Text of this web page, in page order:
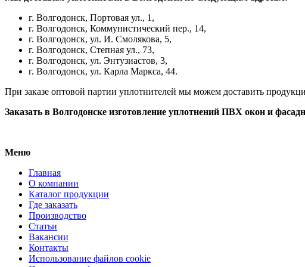
г. Волгодонск, Портовая ул., 1,
г. Волгодонск, Коммунистический пер., 14,
г. Волгодонск, ул. И. Смолякова, 5,
г. Волгодонск, Степная ул., 73,
г. Волгодонск, ул. Энтузиастов, 3,
г. Волгодонск, ул. Карла Маркса, 44.
При заказе оптовой партии уплотнителей мы можем доставить
Заказать в Волгодонске изготовление уплотнений ПВХ окон и
Меню
Главная
О компании
Каталог продукции
Где заказать
Производство
Статьи
Вакансии
Контакты
Использование файлов cookie